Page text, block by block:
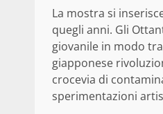
La mostra si
quegli anni. Gli
giovanile in modo
giapponese
crocevia di
sperimentazioni